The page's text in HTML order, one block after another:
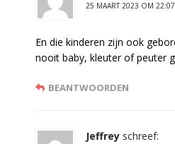
25 MAART 2023 OM 22:07
En die kinderen zijn ook
nooit baby, kleuter of peuter
BEANTWOORDEN
Jeffrey schreef: